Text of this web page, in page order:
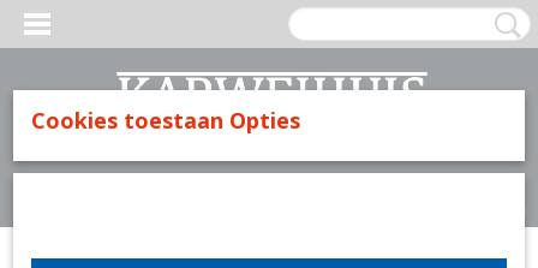
(0)
Cookies toestaan Opties